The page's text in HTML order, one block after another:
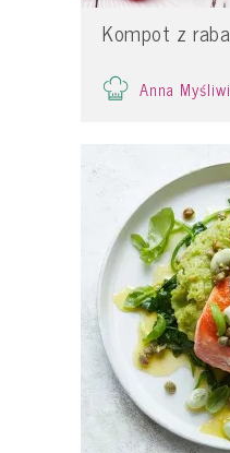
Kompot z
Anna